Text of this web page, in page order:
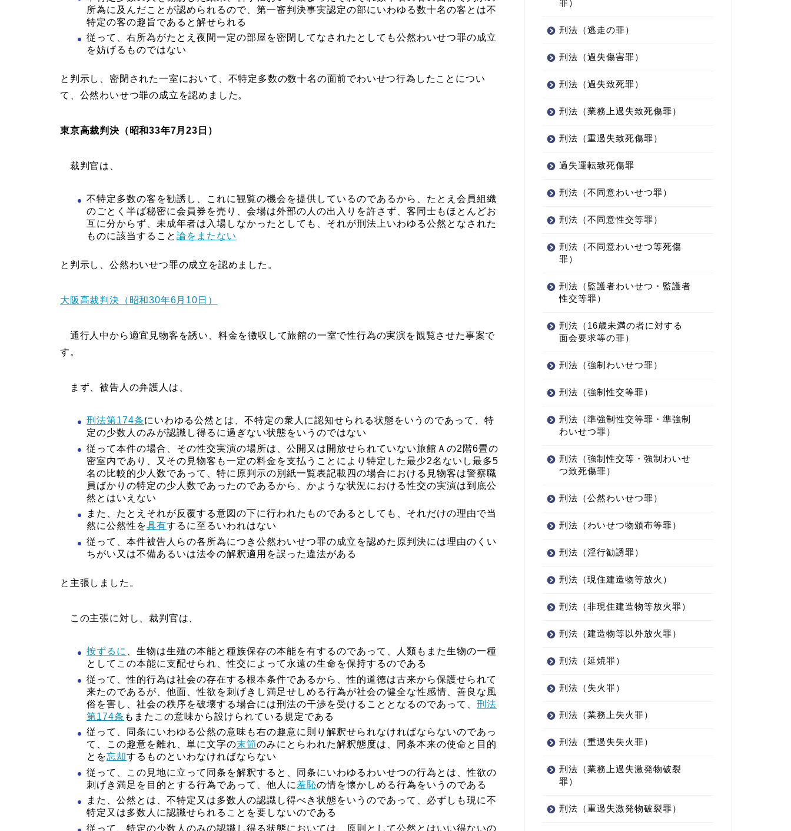
所為に及んだことが認められるので、第一審判決事実認定の部にいわゆる数十名の客とは不
特定の客の趣旨であると解せられる
従って、右所為がたとえ夜間一定の部屋を密閉してなされたとしても公然わいせつ罪の成立
を妨げるものではない
と判示し、密閉された一室において、不特定多数の数十名の面前でわいせつ行為したことについ
て、公然わいせつ罪の成立を認めました。
東京高裁判決（昭和33年7月23日）
裁判官は、
不特定多数の客を勧誘し、これに観覧の機会を提供しているのであるから、たとえ会員組織
のごとく半ば秘密に会員券を売り、会場は外部の人の出入りを許さず、客同士もほとんどお
互に分からず、未成年者は入場しなかったとしても、それが刑法上いわゆる公然となされた
ものに該当すること 論をまたない
と判示し、公然わいせつ罪の成立を認めました。
大阪高裁判決（昭和30年6月10日）
通行人中から適宜見物客を誘い、料金を徴収して旅館の一室で性行為の実演を観覧させた事案で
す。
まず、被告人の弁護人は、
刑法第174条にいわゆる公然とは、不特定の衆人に認知せられる状態をいうのであって、特
定の少数人のみが認識し得るに過ぎない状態をいうのではない
従って本件の場合、その性交実演の場所は、公開又は開放せられていない旅館Ａの2階6畳の
密室内であり、又その見物客も一定の料金を支払うことにより特定した最少2名ないし最多5
名の比較的少人数であって、特に原判示の別紙一覧表記載四の場合における見物客は警察職
員ばかりの特定の少人数であったのであるから、かような状況における性交の実演は到底公
然とはいえない
また、たとえそれが反覆する意図の下に行われたものであるとしても、それだけの理由で当
然に公然性を具有するに至るいわれはない
従って、本件被告人らの各所為につき公然わいせつ罪の成立を認めた原判決には理由のくい
ちがい又は不備あるいは法令の解釈適用を誤った違法がある
と主張しました。
この主張に対し、裁判官は、
按ずるに
、生物は生殖の本能と種族保存の本能を有するのであって、人類もまた生物の一種
としてこの本能に支配せられ、性交によって永遠の生命を保持するのである
従って、性的行為は社会の存在する根本条件であるから、性的道徳は古来から保護せられて
来たのであるが、他面、性欲を刺げきし満足せしめる行為が社会の健全な性感情、善良な風
俗を害し、社会の秩序を破壊する場合には刑法の干渉を受けることとなるのであって、 刑法
第174条 もまたこの意味から設けられている規定である
従って、同条にいわゆる公然の意味も右の趣意に則り解釈せられなければならないのであっ
て、この趣意を離れ、単に文字の末節のみにとらわれた解釈態度は、同条本来の使命と目的
とを忘却するものといわなければならない
従って、この見地に立って同条を解釈すると、同条にいわゆるわいせつの行為とは、性欲の
刺げき満足を目的とする行為であって、他人に 羞恥の情を懐かしめる行為をいうのである
また、公然とは、不特定又は多数人の認識し得べき状態をいうのであって、必ずしも現に不
特定又は多数人に認識せられることを要しないのである
従って、特定の少数人のみの認識し得る状態においては、原則として公然とはいい得ないの
罪）
刑法（逃走の罪）
刑法（過失傷害罪）
刑法（過失致死罪）
刑法（業務上過失致死傷罪）
刑法（重過失致死傷罪）
過失運転致死傷罪
刑法（不同意わいせつ罪）
刑法（不同意性交等罪）
刑法（不同意わいせつ等死傷
罪）
刑法（監護者わいせつ・監護者
性交等罪）
刑法（16歳未満の者に対する
面会要求等の罪）
刑法（強制わいせつ罪）
刑法（強制性交等罪）
刑法（準強制性交等罪・準強制
わいせつ罪）
刑法（強制性交等・強制わいせ
つ致死傷罪）
刑法（公然わいせつ罪）
刑法（わいせつ物頒布等罪）
刑法（淫行勧誘罪）
刑法（現住建造物等放火）
刑法（非現住建造物等放火罪）
刑法（建造物等以外放火罪）
刑法（延焼罪）
刑法（失火罪）
刑法（業務上失火罪）
刑法（重過失失火罪）
刑法（業務上過失激発物破裂
罪）
刑法（重過失激発物破裂罪）